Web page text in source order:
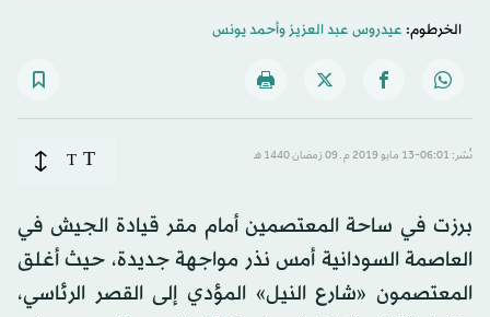
الخرطوم: عيدروس عبد العزيزوأحمد يونس
نُشر: 06:01-13 مايو 2019 م ـ 09 رَمضان 1440 هـ T
T
برزت في ساحة المعتصمين أمام مقر قيادة الجيش في
العاصمة السودانية أمس نذر مواجهة جديدة، حيث أغلق
المعتصمون «شارع النيل» المؤدي إلى القصر الرئاسي،